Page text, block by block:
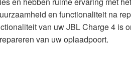
en functionaliteit na
van uw JBL Charge 4 is
van uw oplaadpoort.